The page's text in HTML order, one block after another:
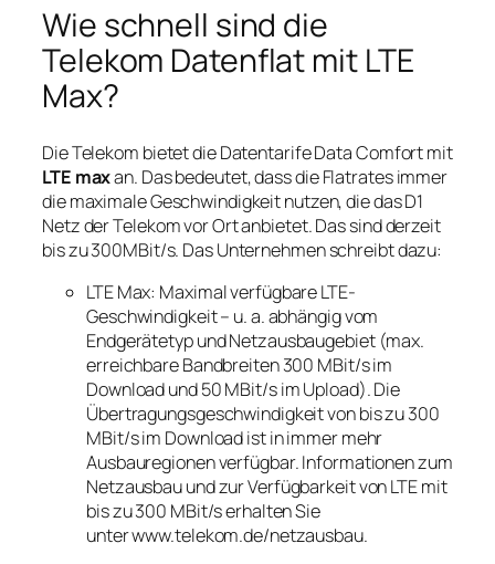
Wie schnell sind die
Telekom Datenflat mit LTE
Max?
Die Telekom bietet die Datentarife Data Comfort mit
LTE maxan. Das bedeutet, dass die Flatrates immer
die maximale Geschwindigkeit nutzen, die das D1
Netz der Telekom vor Ort anbietet. Das sind derzeit
bis zu 300MBit/s. Das Unternehmen schreibt dazu:
LTE Max: Maximal verfügbare LTE-
Geschwindigkeit – u. a. abhängig vom
Endgerätetyp und Netzausbaugebiet (max.
erreichbare Bandbreiten 300 MBit/s im
Download und 50 MBit/s im Upload). Die
Übertragungsgeschwindigkeit von bis zu 300
MBit/s im Download ist in immer mehr
Ausbauregionen verfügbar. Informationen zum
Netzausbau und zur Verfügbarkeit von LTE mit
bis zu 300 MBit/s erhalten Sie
unter www.telekom.de/netzausbau.